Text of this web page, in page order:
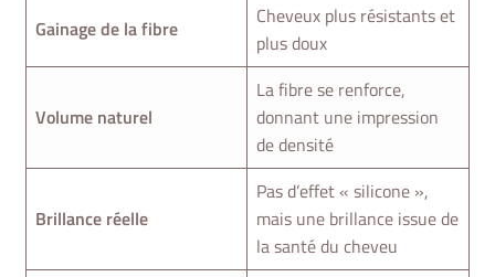
Gainage de la fibre
Cheveux plus résistants et
plus doux
Volume naturel
La fibre se renforce,
donnant une impression
de densité
Brillance réelle
Pas d’effet « silicone »,
mais une brillance issue de
la santé du cheveu